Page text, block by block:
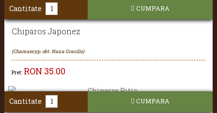
Chiparos Japonez
(Chamaecyp. obt. Nana Gracilis)
Pret: RON 35.00
Cantitate CUMPARA
Cantitate CUMPARA